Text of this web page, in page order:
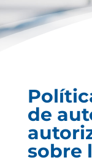
de
sobre